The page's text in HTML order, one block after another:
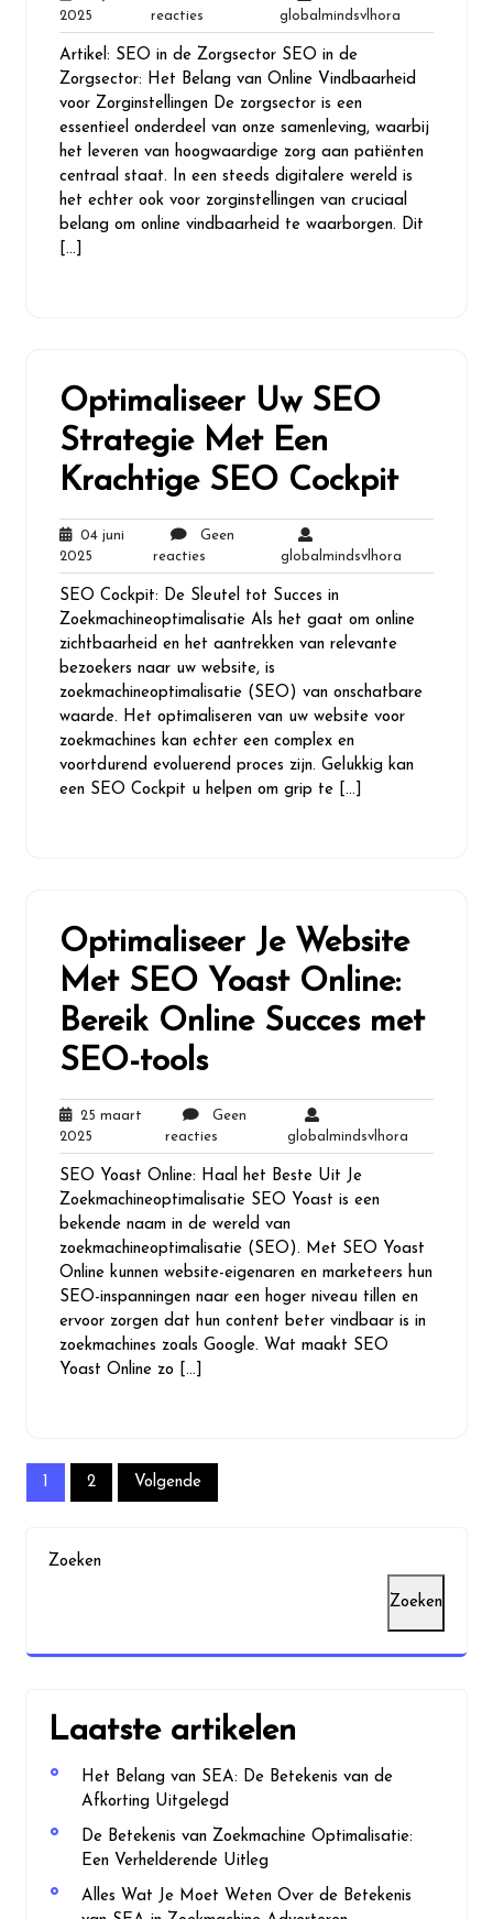
2025
juli
2025
reactiesGeen
reacties
globalmindsvlhora
Artikel: SEO in de Zorgsector SEO in de
Zorgsector: Het Belang van Online Vindbaarheid
voor Zorginstellingen De zorgsector is een
essentieel onderdeel van onze samenleving, waarbij
het leveren van hoogwaardige zorg aan patiënten
centraal staat. In een steeds digitalere wereld is
het echter ook voor zorginstellingen van cruciaal
belang om online vindbaarheid te waarborgen. Dit
[…]
Optimaliseer Uw SEO
Strategie Met Een
Krachtige SEO Cockpit
04 juni
2025
juni
2025
Geen
reacties
reacties
globalmindsvlhora
SEO Cockpit: De Sleutel tot Succes in
Zoekmachineoptimalisatie Als het gaat om online
zichtbaarheid en het aantrekken van relevante
bezoekers naar uw website, is
zoekmachineoptimalisatie (SEO) van onschatbare
waarde. Het optimaliseren van uw website voor
zoekmachines kan echter een complex en
voortdurend evoluerend proces zijn. Gelukkig kan
een SEO Cockpit u helpen om grip te […]
Optimaliseer Je Website
Met SEO Yoast Online:
Bereik Online Succes met
SEO-tools
25 maart
2025
maart
2025
Geen
reacties
reacties
globalmindsvlhora
SEO Yoast Online: Haal het Beste Uit Je
Zoekmachineoptimalisatie SEO Yoast is een
bekende naam in de wereld van
zoekmachineoptimalisatie (SEO). Met SEO Yoast
Online kunnen website-eigenaren en marketeers hun
SEO-inspanningen naar een hoger niveau tillen en
ervoor zorgen dat hun content beter vindbaar is in
zoekmachines zoals Google. Wat maakt SEO
Yoast Online zo […]
Berichten
1 2 Volgende
Zoeken
Zoeken
Laatste artikelen
Het Belang van SEA: De Betekenis van de
Afkorting Uitgelegd
De Betekenis van Zoekmachine Optimalisatie:
Een Verhelderende Uitleg
Alles Wat Je Moet Weten Over de Betekenis